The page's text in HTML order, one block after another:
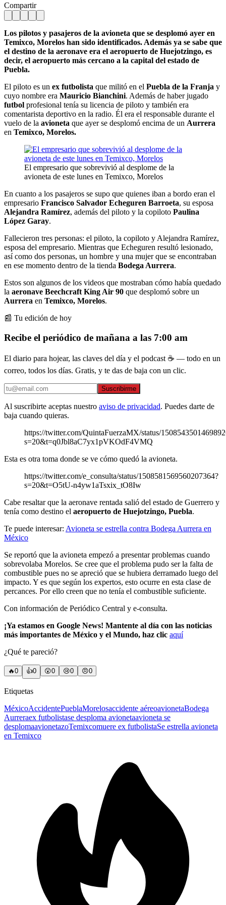
Compartir
Los pilotos y pasajeros de la avioneta que se desplomó ayer en
Temixco, Morelos han sido identificados. Además ya se sabe que
el destino de la aeronave era el aeropuerto de Huejotzingo, es
decir, el aeropuerto más cercano a la capital del estado de
Puebla.
El piloto es un ex futbolista que militó en el Puebla de la Franja y
cuyo nombre era Mauricio Bianchini. Además de haber jugado
futbol profesional tenía su licencia de piloto y también era
comentarista deportivo en la radio. Él era el responsable durante el
vuelo de la avioneta que ayer se desplomó encima de un Aurrera
en Temixco, Morelos.
El empresario que sobrevivió al desplome de la
avioneta de este lunes en Temixco, Morelos
En cuanto a los pasajeros se supo que quienes iban a bordo eran el
empresario Francisco Salvador Echeguren Barroeta, su esposa
Alejandra Ramírez, además del piloto y la copiloto Paulina
López Garay.
Fallecieron tres personas: el piloto, la copiloto y Alejandra Ramírez,
esposa del empresario. Mientras que Echeguren resultó lesionado,
así como dos personas, un hombre y una mujer que se encontraban
en ese momento dentro de la tienda Bodega Aurrera.
Estos son algunos de los videos que mostraban cómo había quedado
la aeronave Beechcraft King Air 90 que desplomó sobre un
Aurrera en Temixco, Morelos.
📰 Tu edición de hoy
Recibe el periódico de mañana a las 7:00 am
El diario para hojear, las claves del día y el podcast ☕ — todo en un
correo, todos los días. Gratis, y te das de baja con un clic.
Suscribirme
Al suscribirte aceptas nuestro aviso de privacidad. Puedes darte de
baja cuando quieras.
https://twitter.com/QuintaFuerzaMX/status/
s=20&t=q0Jbl8aC7yx1pVKOdF4VMQ
Esta es otra toma donde se ve cómo quedó la avioneta.
https://twitter.com/e_consulta/status/1508581569560207364?
s=20&t=O5tU-n4yw1aTsxix_tO8Iw
Cabe resaltar que la aeronave rentada salió del estado de Guerrero y
tenía como destino el aeropuerto de Huejotzingo, Puebla.
Te puede interesar: Avioneta se estrella contra Bodega Aurrera en
México
Se reportó que la avioneta empezó a presentar problemas cuando
sobrevolaba Morelos. Se cree que el problema pudo ser la falta de
combustible pues no se apreció que se hubiera derramado luego del
impacto. Y es que según los expertos, esto ocurre en esta clase de
percances. Por ello creen que no tenía el combustible suficiente.
Con información de Periódico Central y e-consulta.
¡Ya estamos en Google News! Mantente al día con las noticias
más importantes de México y el Mundo, haz clic aquí
¿Qué te pareció?
🔥0 👍0 😲0 😢0 😠0
Etiquetas
MéxicoAccidentePueblaMorelosaccidente aéreoavionetaBodega
Aurreraex futbolistase desploma avionetaavioneta se
desplomaavionetazoTemixcomuere ex futbolistaSe estrella avioneta
en Temixco